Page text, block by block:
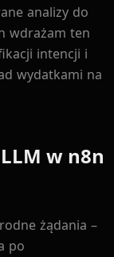
analizy do
wdrażam ten
intencji i
wydatkami na
w n8n
żądania –
po